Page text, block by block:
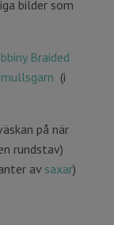
bilder som
Braided
(i
på när
rundstav)
av saxar)